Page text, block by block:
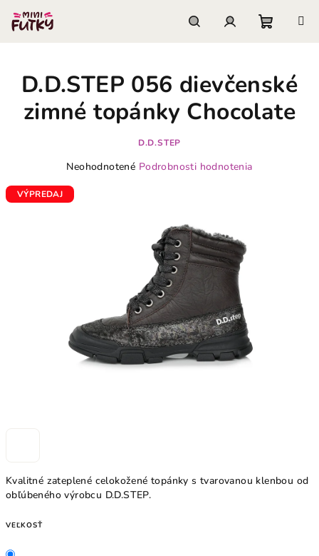
obsah
košík
Kvalitné zateplené celokožené topánky s tvarovanou klenbou od
obľúbeného výrobcu D.D.STEP.
VEĽKOSŤ
D.D.STEP 056 dievčenské
zimné topánky Chocolate
D.D.STEP
Priemerné
produktu
Neohodnotené Podrobnosti hodnotenia
VÝPREDAJ